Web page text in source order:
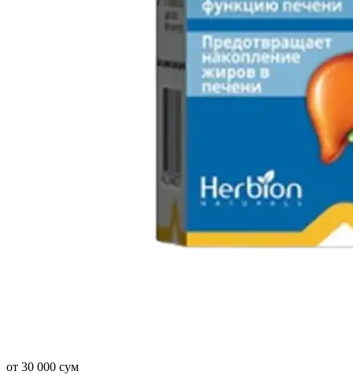
от 30 000 сум